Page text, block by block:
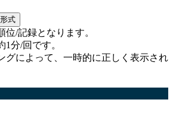
式
/記録となります。
分/回です。
グによって、一時的に正しく表示され